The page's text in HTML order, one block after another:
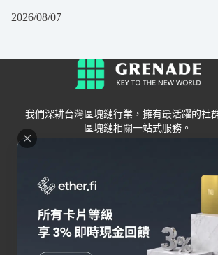
2026/08/07
我們深耕台灣區塊鏈行業，擁有最活躍的社
區塊鏈相關一站式服務。
Grenade
關於我們
聯絡我們
錢包